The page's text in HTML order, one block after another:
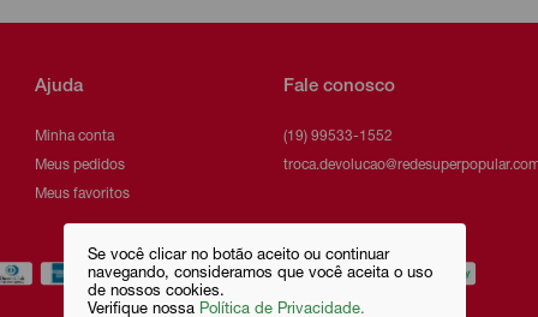
Se você clicar no botão aceito ou continuar
navegando, consideramos que você aceita o uso
de nossos cookies.
Verifique nossa Política de Privacidade.
Ajuda
Minha conta
Meus pedidos
Meus favoritos
Fale conosco
(19) 99533-1552